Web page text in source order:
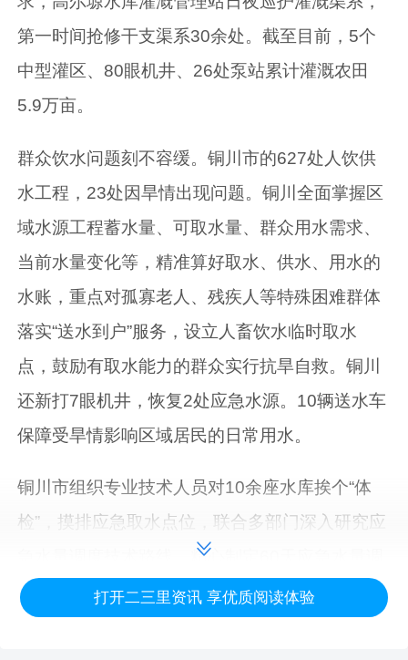
第一时间抢修干支渠系30余处。截至目前，5个
中型灌区、80眼机井、26处泵站累计灌溉农田
5.9万亩。
群众饮水问题刻不容缓。铜川市的627处人饮供
水工程，23处因旱情出现问题。铜川全面掌握区
域水源工程蓄水量、可取水量、群众用水需求、
当前水量变化等，精准算好取水、供水、用水的
水账，重点对孤寡老人、残疾人等特殊困难群体
落实“送水到户”服务，设立人畜饮水临时取水
点，鼓励有取水能力的群众实行抗旱自救。铜川
还新打7眼机井，恢复2处应急水源。10辆送水车
保障受旱情影响区域居民的日常用水。
铜川市组织专业技术人员对10余座水库挨个“体
检”，摸排应急取水点位，联合多部门深入研究应
急水量调度技术路线，精心制定60天应急水量调
度“作战图”。宜君县新打机井6眼，印台区采取措
打开二三里资讯 享优质阅读体验